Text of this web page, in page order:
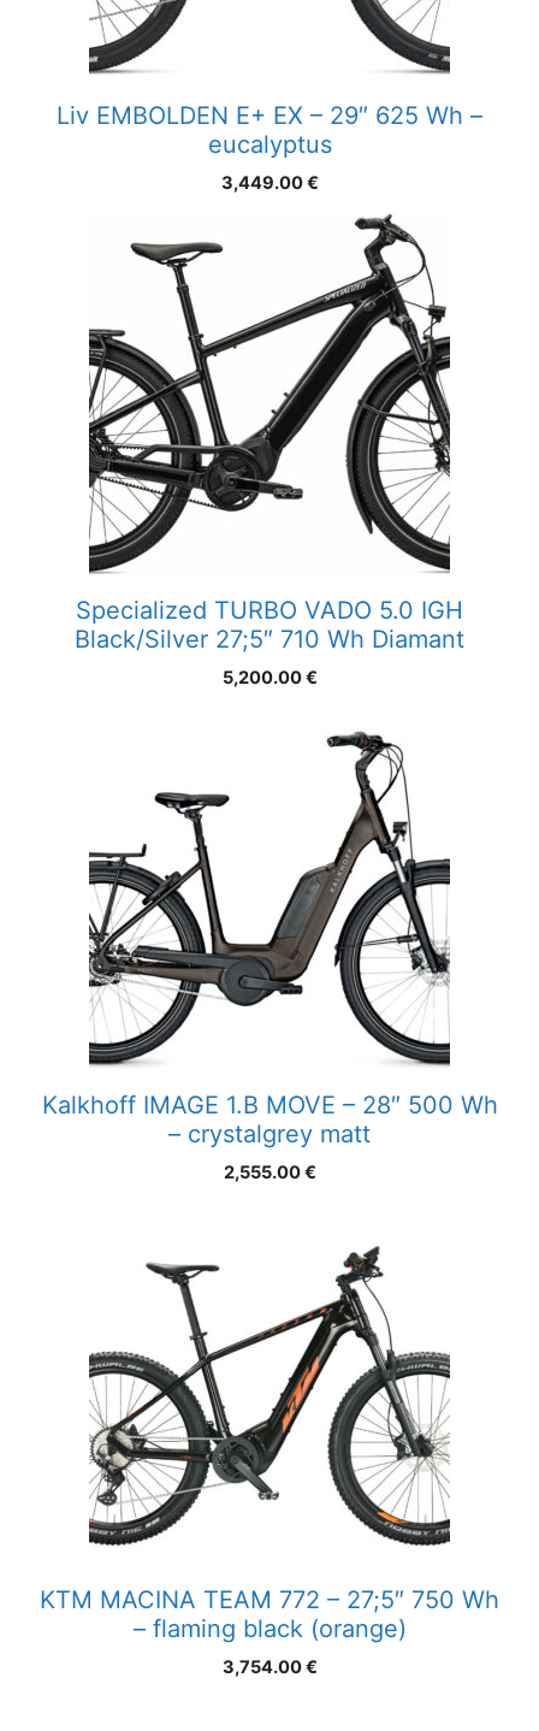
Liv EMBOLDEN E+ EX – 29″ 625 Wh –
eucalyptus
3,449.00€
Specialized TURBO VADO 5.0 IGH
Black/Silver 27;5″ 710 Wh Diamant
5,200.00€
Kalkhoff IMAGE 1.B MOVE – 28″ 500 Wh
– crystalgrey matt
2,555.00€
KTM MACINA TEAM 772 – 27;5″ 750 Wh
– flaming black (orange)
3,754.00€